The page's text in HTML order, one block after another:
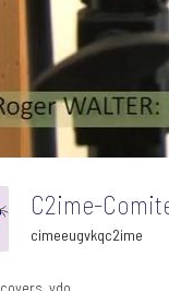
C2ime-
cimeeugvkqc2ime
covers_vdo